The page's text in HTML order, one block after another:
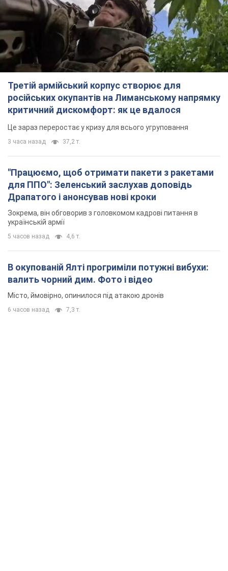
Третій армійський корпус створює для
російських окупантів на Лиманському напрямку
критичний дискомфорт: як це вдалося
Це зараз переростає у кризу для всього угруповання
3 часа назад 37,2 т.
"Працюємо, щоб отримати пакети з ракетами
для ППО": Зеленський заслухав доповідь
Драпатого і анонсував нові кроки
Зокрема, він обговорив з головкомом кадрові питання в
українській армії
5 часов назад 4,6 т.
В окупованій Ялті прогриміли потужні вибухи:
валить чорний дим. Фото і відео
Місто, ймовірно, опинилося під атакою дронів
6 часов назад 7,3 т.